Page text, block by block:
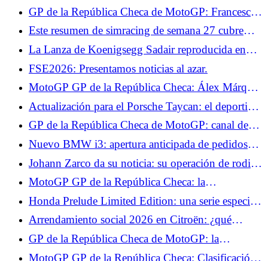
GP de la República Checa de MotoGP: Francesco
Bagnaia quiere sacar provecho de su regularidad en
Brno
Este resumen de simracing de semana 27 cubre
Super Woden GP 3, #DRIVE Rally y Motorsport
Manager 2.
La Lanza de Koenigsegg Sadair reproducida en
Lego a escala 1:1, ¡puede viajar a más de 110
km/h!
FSE2026: Presentamos noticias al azar.
MotoGP GP de la República Checa: Álex Márquez
vuelve, una apuesta arriesgada
Actualización para el Porsche Taycan: el deportivo
está inspirado en el Hyundai Ioniq 5 N
GP de la República Checa de MotoGP: canal de
televisión y horarios de pruebas, Fabio Quartararo
hace de la Q2 su objetivo del día
Nuevo BMW i3: apertura anticipada de pedidos
con la Primera Edición, desde 74.850 €
Johann Zarco da su noticia: su operación de rodilla
ha sido pospuesta pero ha vuelto a entrenar
MotoGP GP de la República Checa: la
clasificación de los Libres 1, Marc Márquez en
muy buena forma, Fabio Quartararo empieza muy
bien
Honda Prelude Limited Edition: una serie especial
reservada para Japón, ¿qué lástima?
Arrendamiento social 2026 en Citroën: ¿qué
alquiler para los Citroën ë-C3 y ë-C3 Aircross?
GP de la República Checa de MotoGP: la
clasificación de los test, Fabio Quartararo se pierde,
MotoGP GP de la República Checa: Clasificación